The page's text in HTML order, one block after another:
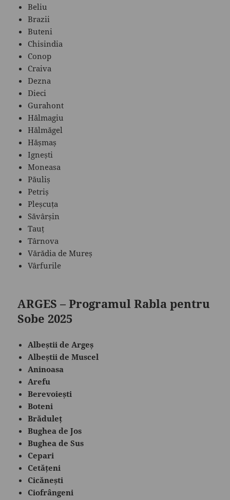
Beliu
Brazii
Buteni
Chisindia
Conop
Craiva
Dezna
Dieci
Gurahont
Hălmagiu
Hălmăgel
Hășmaș
Ignești
Moneasa
Păuliș
Petriș
Pleșcuța
Săvârșin
Tauț
Târnova
Vărădia de Mureș
Vârfurile
ARGES – Programul Rabla pentru
Sobe 2025
Albeștii de Argeș
Albeștii de Muscel
Aninoasa
Arefu
Berevoiești
Boteni
Brăduleț
Bughea de Jos
Bughea de Sus
Cepari
Cetățeni
Cicănești
Ciofrângeni